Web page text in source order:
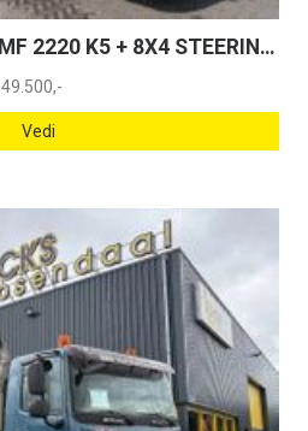
Volvo FM 12.380 + HMF 2220 K5 + 8X4 STEERING + TIPPER + REMOTE
49.500,-
Vedi